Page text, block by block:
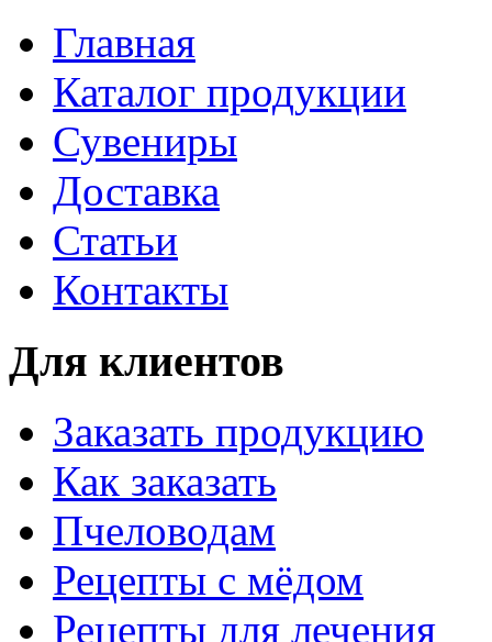
Главная
Каталог продукции
Сувениры
Доставка
Статьи
Контакты
Для клиентов
Заказать продукцию
Как заказать
Пчеловодам
Рецепты с мёдом
Рецепты для лечения